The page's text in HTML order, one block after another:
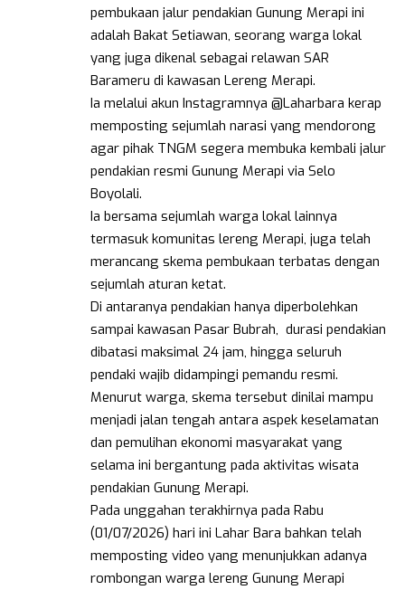
pembukaan jalur pendakian Gunung Merapi ini
adalah Bakat Setiawan, seorang warga lokal
yang juga dikenal sebagai relawan SAR
Barameru di kawasan Lereng Merapi.
Ia melalui akun Instagramnya @Laharbara kerap
memposting sejumlah narasi yang mendorong
agar pihak TNGM segera membuka kembali jalur
pendakian resmi Gunung Merapi via Selo
Boyolali.
Ia bersama sejumlah warga lokal lainnya
termasuk komunitas lereng Merapi, juga telah
merancang skema pembukaan terbatas dengan
sejumlah aturan ketat.
Di antaranya pendakian hanya diperbolehkan
sampai kawasan Pasar Bubrah, durasi pendakian
dibatasi maksimal 24 jam, hingga seluruh
pendaki wajib didampingi pemandu resmi.
Menurut warga, skema tersebut dinilai mampu
menjadi jalan tengah antara aspek keselamatan
dan pemulihan ekonomi masyarakat yang
selama ini bergantung pada aktivitas wisata
pendakian Gunung Merapi.
Pada unggahan terakhirnya pada Rabu
(01/07/2026) hari ini Lahar Bara bahkan telah
memposting video yang menunjukkan adanya
rombongan warga lereng Gunung Merapi